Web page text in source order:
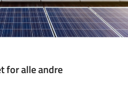
for alle andre